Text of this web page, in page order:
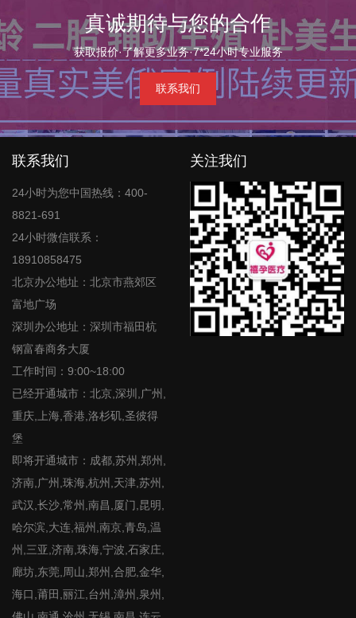
真诚期待与您的合作
获取报价·了解更多业务·7*24小时专业服务
联系我们
联系我们
24小时为您中国热线：400-
8821-691
24小时微信联系：
18910858475
北京办公地址：北京市燕郊区
富地广场
深圳办公地址：深圳市福田杭
钢富春商务大厦
工作时间：9:00~18:00
已经开通城市：北京,深圳,广州,
重庆,上海,香港,洛杉矶,圣彼得
堡
即将开通城市：成都,苏州,郑州,
济南,广州,珠海,杭州,天津,苏州,
武汉,长沙,常州,南昌,厦门,昆明,
哈尔滨,大连,福州,南京,青岛,温
州,三亚,济南,珠海,宁波,石家庄,
廊坊,东莞,周山,郑州,合肥,金华,
海口,莆田,丽江,台州,漳州,泉州,
关注我们